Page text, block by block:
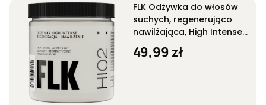
FLK Odżywka do włosów
suchych, regenerująco
nawilżająca, High Intense
HI02 250 ml
49,99 zł